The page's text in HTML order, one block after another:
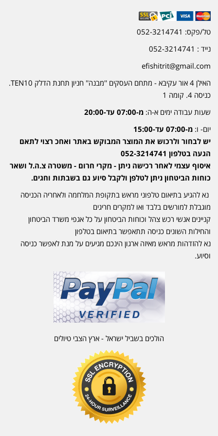
טל/פקס: 052-3214741
נייד : 052-3214741
efishitrit@gmail.com
האילן 4 אור עקיבא - מתחם העסקים ''מבנה'' חניון תחנת הדלק TEN10.
כניסה 4. קומה 1
שעות עבודה ימים א-ה: מ-07:00 עד-20:00
יום- ו: מ-07:00 עד-15:00
יש לבחור ולרכוש את המוצר המבוקש באתר ואחכ רצוי לתאם
הגעה בטלפון 052-3214741
איסוף עצמי לאחר רכישה ניתן - מקרי חרום - משטרה צ.ה.ל ושאר
כוחות הביטחון ניתן לטלפן ולקבל סיוע גם בשבתות וחגים.
נא להגיע בתיאום טלפוני מראש בתקופת המלחמה ולאחריה הכניסה
מוגבלת למורשים בלבד ואו למקרים חריגים
קניינים אנשי רכש צהל וכוחות הביטחון על כל אגפי משרד הביטחון
והחילות השונים כניסה תתאפשר בתיאום בטלפון
נא להזדהות מראש מאיזה ארגון הינכם מגיעים על מנת לאפשר כניסה
וסיוע.
הולכים בשביל ישראל - ארץ הצבי טיולים